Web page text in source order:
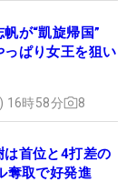
帆が“凱旋帰国”
ぱり女王を狙い
16時58分 8
は首位と4打差の
奪取で好発進